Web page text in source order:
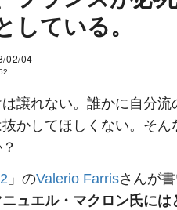
している。
02/04
譲れない。誰かに自分
かしてほしくない。そ
」のValerio Farrisさんが
ュエル・マクロン氏に